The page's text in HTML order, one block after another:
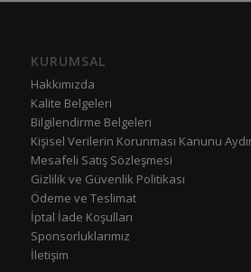
KURUMSAL
Hakkımızda
Kalite Belgeleri
Bilgilendirme Belgeleri
Kişisel Verilerin Korunması Kanunu
Mesafeli Satış Sözleşmesi
Gizlilik ve Güvenlik Politikası
Ödeme ve Teslimat
İptal İade Koşulları
Sponsorluklarımız
İletişim